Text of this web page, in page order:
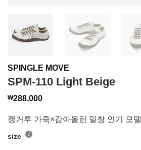
SPINGLE MOVE
SPM-110 Light Beige
₩288,000
캥거루 가죽×감아올린 밑창 인기 모델
size